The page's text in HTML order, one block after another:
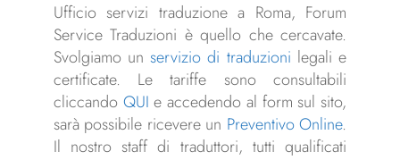
Ufficio servizi traduzione a Roma, Forum
Service Traduzioni è quello che cercavate.
Svolgiamo unservizio di traduzioni legali e
certificate. Le tariffe sono consultabili
cliccando QUI e accedendo al form sul sito,
sarà possibile ricevere un Preventivo Online.
Il nostro staff di traduttori, tutti qualificati